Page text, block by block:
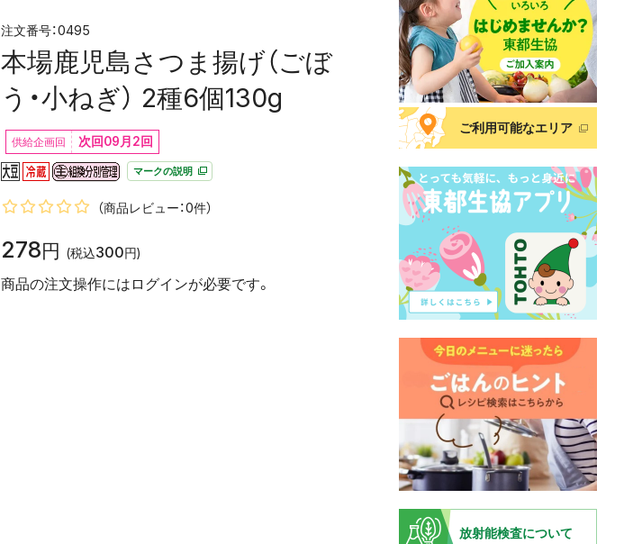
0495
本場鹿児島さつま揚げ（ごぼ
う・小ねぎ） 2種6個130g
次回09月2回
マークの説明
（商品レビュー：0件）
278円 (税込300円)
商品の注文操作にはログインが必要です。
ご利用可能なエリア
放射能検査について